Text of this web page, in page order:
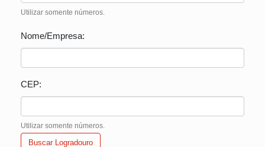
Utilizar somente números.
Nome/Empresa:
CEP:
Utilizar somente números.
Buscar Logradouro